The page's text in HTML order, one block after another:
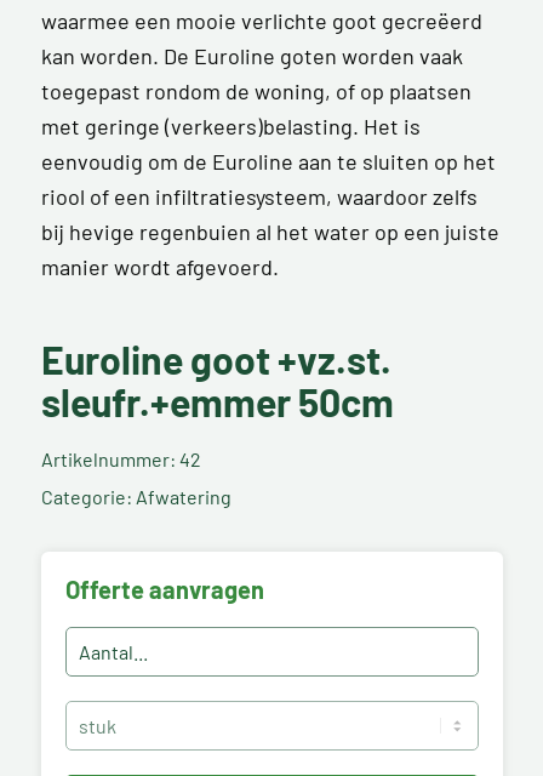
waarmee een mooie verlichte goot gecreëerd
kan worden. De Euroline goten worden vaak
toegepast rondom de woning, of op plaatsen
met geringe (verkeers)belasting. Het is
eenvoudig om de Euroline aan te sluiten op het
riool of een infiltratiesysteem, waardoor zelfs
bij hevige regenbuien al het water op een juiste
manier wordt afgevoerd.
Euroline goot +vz.st.
sleufr.+emmer 50cm
Artikelnummer: 42
Categorie: Afwatering
Offerte aanvragen